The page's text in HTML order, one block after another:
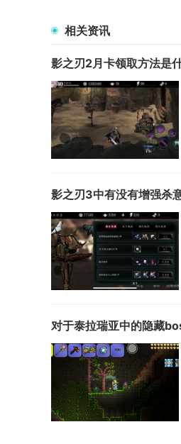
相关资讯
影之刃2月卡领取方法是
影之刃3中有没有增强杀
对于泰拉瑞亚中的隐藏